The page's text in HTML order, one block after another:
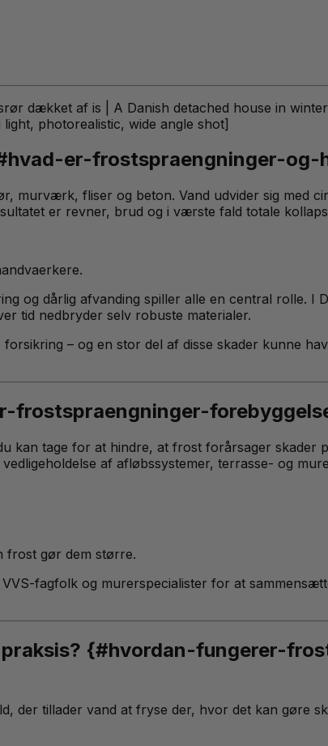
dækket af is | A Danish detached house in
photorealistic, wide angle shot]
er-frostspraengninger-
murværk, fliser og beton. Vand udvider sig med
er revner, brud og i værste fald totale
og dårlig afvanding spiller alle en central rolle. I
tid nedbryder selv robuste materialer.
– og en stor del af disse skader kunne
frostspraengninger-
kan tage for at hindre, at frost forårsager skader
af afløbssystemer, terrasse- og
frost gør dem større.
fagfolk og murerspecialister for at
{#hvordan-fungerer-
der tillader vand at fryse der, hvor det kan gøre